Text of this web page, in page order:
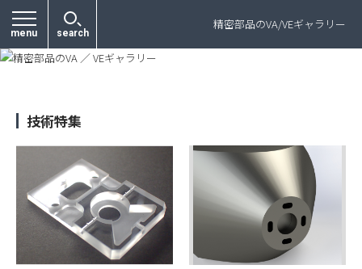
menu search
精密部品のVA/VEギャラリー
技術特集